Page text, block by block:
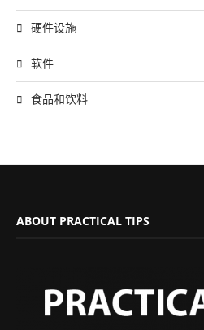
硬件设施
软件
食品和饮料
ABOUT PRACTICAL TIPS